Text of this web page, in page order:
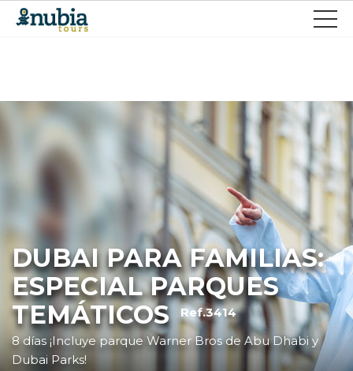
DUBAI PARA FAMILIAS:
ESPECIAL PARQUES
TEMÁTICOS
Ref.3414
8 días ¡Incluye parque Warner Bros de Abu Dhabi y
Dubai Parks!